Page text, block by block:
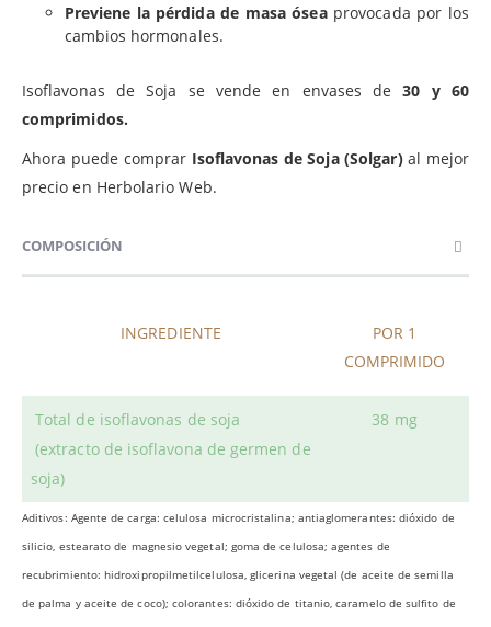
Previene la pérdida de masa óseaprovocada por los
cambios hormonales.
Isoflavonas de Soja se vende en envases de30 y 60
comprimidos.
Ahora puede comprar Isoflavonas de Soja (Solgar)al mejor
precio en Herbolario Web.
COMPOSICIÓN
INGREDIENTE
POR 1
COMPRIMIDO
Total de isoflavonas de soja
(extracto de isoflavona de germen de
soja)
38 mg
Aditivos: Agente de carga: celulosa microcristalina; antiaglomerantes: dióxido de
silicio, estearato de magnesio vegetal; goma de celulosa; agentes de
recubrimiento: hidroxipropilmetilcelulosa, glicerina vegetal (de aceite de semilla
de palma y aceite de coco); colorantes: dióxido de titanio, caramelo de sulfito de